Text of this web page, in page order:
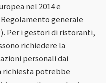
nel 2014 e
generale
Per i gestori di ristoranti,
richiedere la
personali dai
richiesta potrebbe